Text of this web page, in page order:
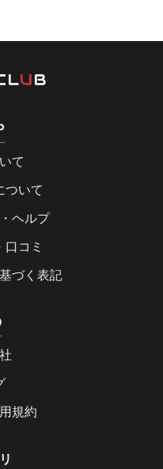
て
ついて
ヘルプ
口コミ
づく表記
規約